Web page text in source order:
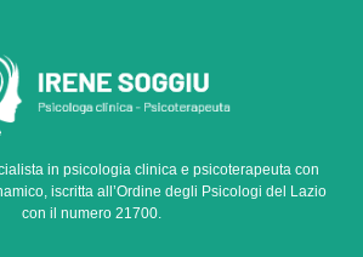
in psicologia clinica e psicoterapeuta con
iscritta all’Ordine degli Psicologi del Lazio
con il numero 21700.